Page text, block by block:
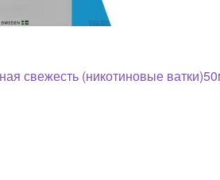
свежесть (никотиновые